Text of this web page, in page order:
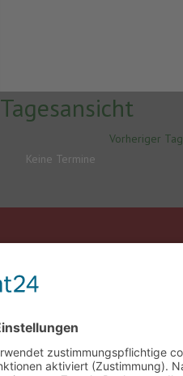
Tagesansicht
Vorheriger Tag
Keine Termine